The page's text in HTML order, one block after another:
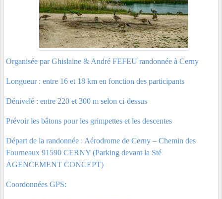
Organisée par Ghislaine & André FEFEU randonnée à Cerny
Longueur : entre 16 et 18 km en fonction des participants
Dénivelé : entre 220 et 300 m selon ci-dessus
Prévoir les bâtons pour les grimpettes et les descentes
Départ de la randonnée : Aérodrome de Cerny – Chemin des
Fourneaux 91590 CERNY (Parking devant la Sté
AGENCEMENT CONCEPT)
Coordonnées GPS: